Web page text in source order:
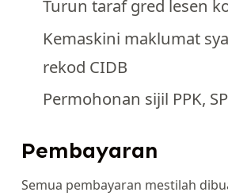
Turun taraf gred lesen
Kemaskini maklumat
rekod CIDB
Permohonan sijil PPK,
Pembayaran
Semua pembayaran mestilah